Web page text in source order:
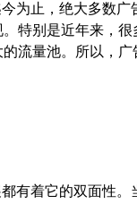
为止，绝大多数广
特别是近年来，很
流量池。所以，广
有着它的双面性。